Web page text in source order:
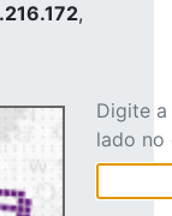
,
Digite
lado no